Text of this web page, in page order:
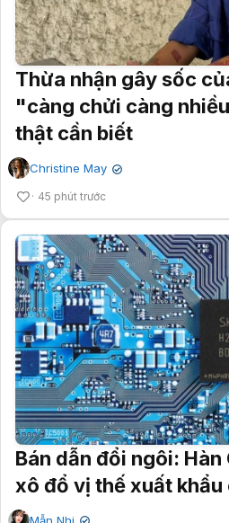
Thừa nhận gây sốc
"càng chửi càng
thật cần biết
Christine May ✔
45 phút trước
Bán dẫn đổi ngôi:
xô đổ vị thế xuất khẩu